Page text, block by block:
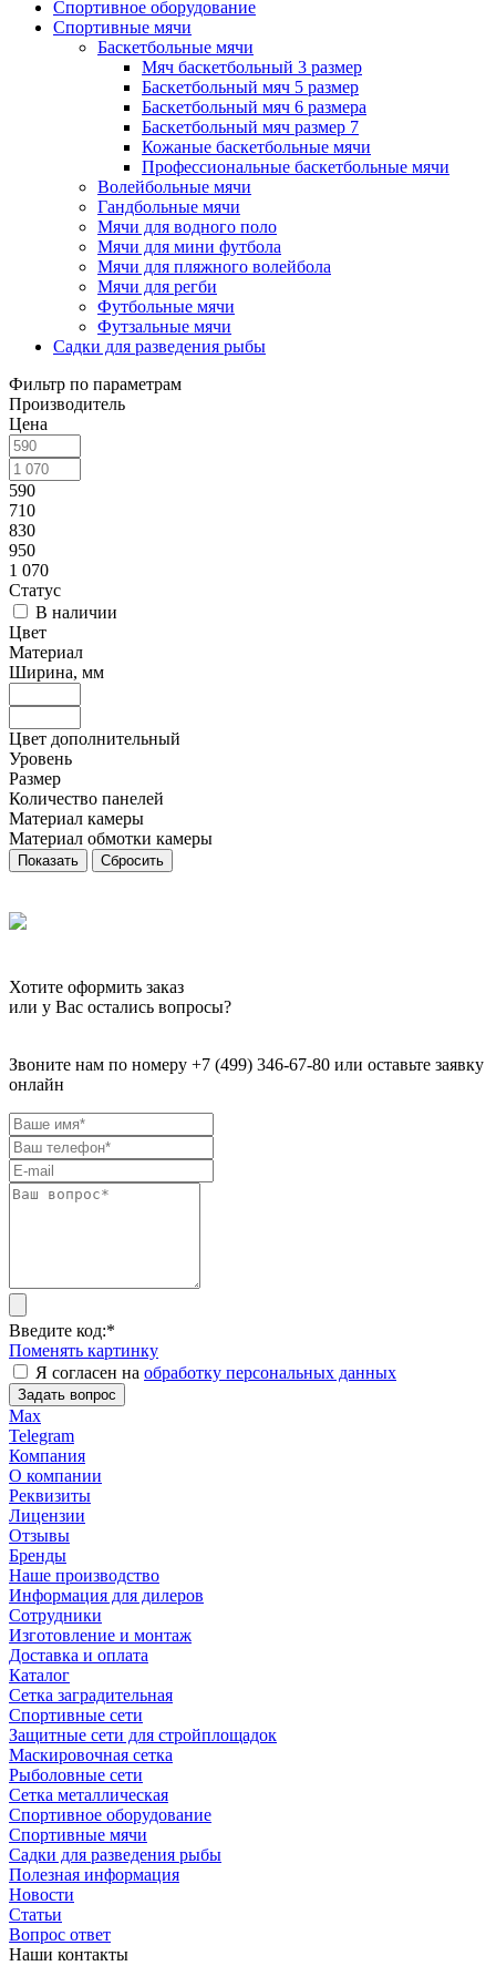
Спортивное оборудование
Спортивные мячи
Баскетбольные мячи
Мяч баскетбольный 3 размер
Баскетбольный мяч 5 размер
Баскетбольный мяч 6 размера
Баскетбольный мяч размер 7
Кожаные баскетбольные мячи
Профессиональные баскетбольные мячи
Волейбольные мячи
Гандбольные мячи
Мячи для водного поло
Мячи для мини футбола
Мячи для пляжного волейбола
Мячи для регби
Футбольные мячи
Футзальные мячи
Садки для разведения рыбы
Фильтр по параметрам
Производитель
Цена
590
710
830
950
1 070
Статус
В наличии
Цвет
Материал
Ширина, мм
Цвет дополнительный
Уровень
Размер
Количество панелей
Материал камеры
Материал обмотки камеры
Сбросить
Хотите оформить заказ
или у Вас остались вопросы?
Звоните нам по номеру +7 (499) 346-67-80 или оставьте заявку
онлайн
Введите код:*
Поменять картинку
Я согласен на обработку персональных данных
Задать вопрос
Max
Telegram
Компания
О компании
Реквизиты
Лицензии
Отзывы
Бренды
Наше производство
Информация для дилеров
Сотрудники
Изготовление и монтаж
Доставка и оплата
Каталог
Сетка заградительная
Спортивные сети
Защитные сети для стройплощадок
Маскировочная сетка
Рыболовные сети
Сетка металлическая
Спортивное оборудование
Спортивные мячи
Садки для разведения рыбы
Полезная информация
Новости
Статьи
Вопрос ответ
Наши контакты